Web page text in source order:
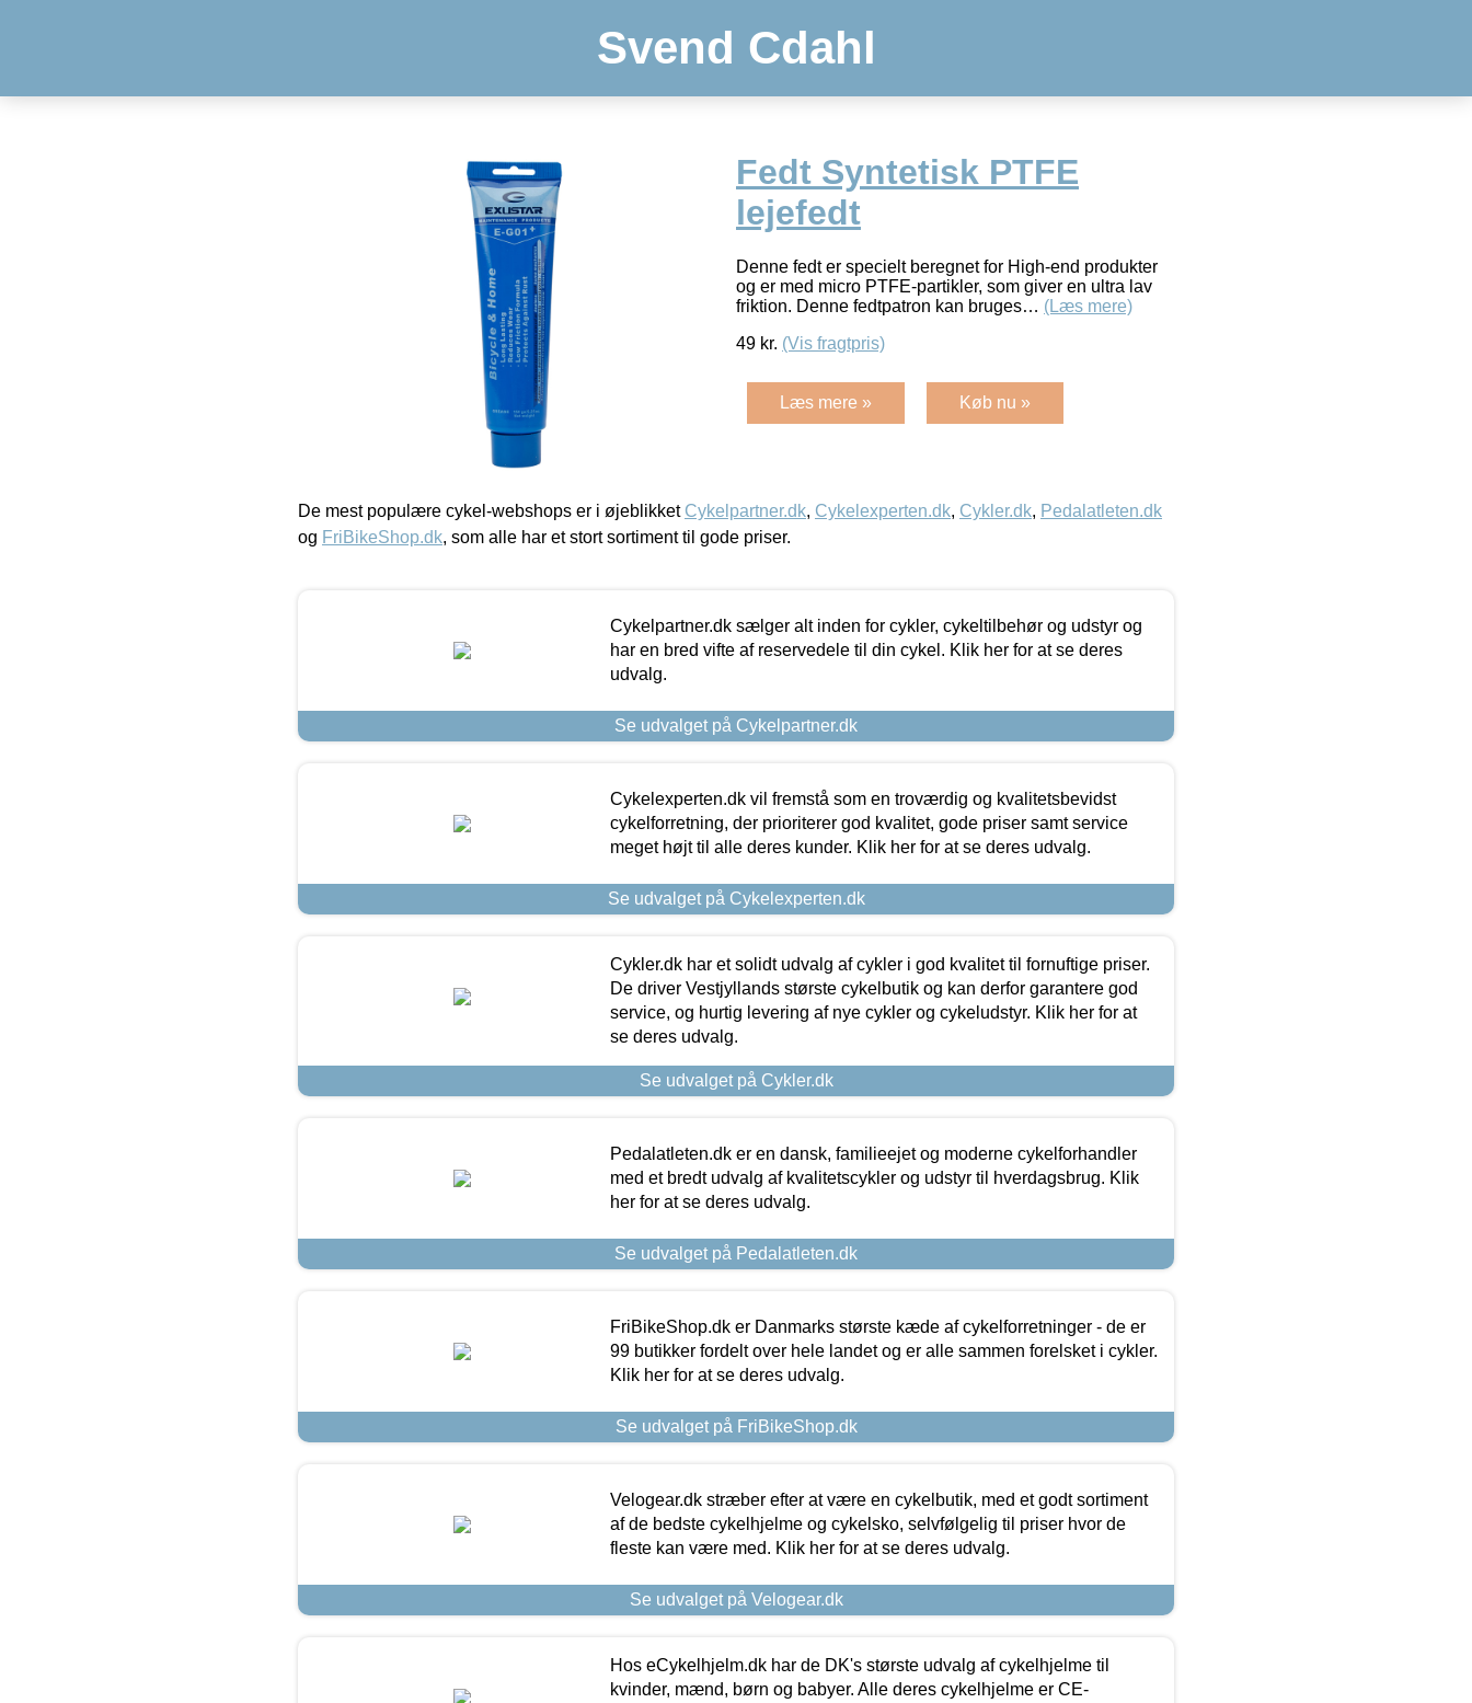
Svend Cdahl
Fedt Syntetisk PTFE
lejefedt
Denne fedt er specielt beregnet for High-end produkter
og er med micro PTFE-partikler, som giver en ultra lav
friktion. Denne fedtpatron kan bruges… (Læs mere)
49 kr. (Vis fragtpris)
Læs mere » Køb nu »
De mest populære cykel-webshops er i øjeblikket Cykelpartner.dk, Cykelexperten.dk, Cykler.dk, Pedalatleten.dk
og FriBikeShop.dk, som alle har et stort sortiment til gode priser.
Cykelpartner.dk sælger alt inden for cykler, cykeltilbehør og udstyr og
har en bred vifte af reservedele til din cykel. Klik her for at se deres
udvalg.
Se udvalget på Cykelpartner.dk
Cykelexperten.dk vil fremstå som en troværdig og kvalitetsbevidst
cykelforretning, der prioriterer god kvalitet, gode priser samt service
meget højt til alle deres kunder. Klik her for at se deres udvalg.
Se udvalget på Cykelexperten.dk
Cykler.dk har et solidt udvalg af cykler i god kvalitet til fornuftige priser.
De driver Vestjyllands største cykelbutik og kan derfor garantere god
service, og hurtig levering af nye cykler og cykeludstyr. Klik her for at
se deres udvalg.
Se udvalget på Cykler.dk
Pedalatleten.dk er en dansk, familieejet og moderne cykelforhandler
med et bredt udvalg af kvalitetscykler og udstyr til hverdagsbrug. Klik
her for at se deres udvalg.
Se udvalget på Pedalatleten.dk
FriBikeShop.dk er Danmarks største kæde af cykelforretninger - de er
99 butikker fordelt over hele landet og er alle sammen forelsket i cykler.
Klik her for at se deres udvalg.
Se udvalget på FriBikeShop.dk
Velogear.dk stræber efter at være en cykelbutik, med et godt sortiment
af de bedste cykelhjelme og cykelsko, selvfølgelig til priser hvor de
fleste kan være med. Klik her for at se deres udvalg.
Se udvalget på Velogear.dk
Hos eCykelhjelm.dk har de DK's største udvalg af cykelhjelme til
kvinder, mænd, børn og babyer. Alle deres cykelhjelme er CE-